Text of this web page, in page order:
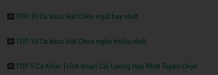
TOP 10 Ca khúc Hát Chèo mp3 hay nhất
TOP 10 Ca khúc Hát Chèo nghe nhiều nhất
TOP 5 Ca Khúc Trích Đoạn Cải Lương Hay Nhất Tuyển Chọn